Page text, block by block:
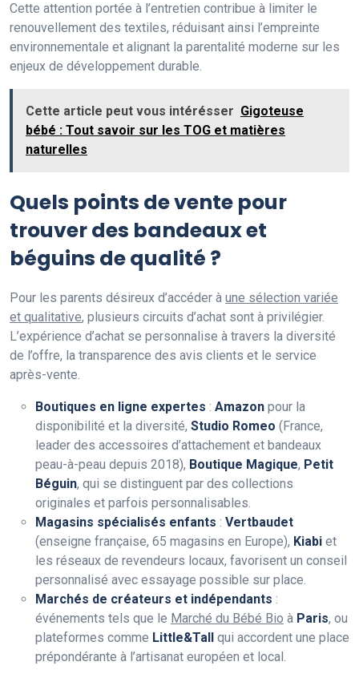
Cette attention portée à l’entretien contribue à limiter le
renouvellement des textiles, réduisant ainsi l’empreinte
environnementale et alignant la parentalité moderne sur les
enjeux de développement durable.
Cette article peut vous intérésser Gigoteuse
bébé : Tout savoir sur les TOG et matières
naturelles
Quels points de vente pour
trouver des bandeaux et
béguins de qualité ?
Pour les parents désireux d’accéder à une sélection variée
et qualitative, plusieurs circuits d’achat sont à privilégier.
L’expérience d’achat se personnalise à travers la diversité
de l’offre, la transparence des avis clients et le service
après-vente.
Boutiques en ligne expertes : Amazon pour la
disponibilité et la diversité, Studio Romeo (France,
leader des accessoires d’attachement et bandeaux
peau-à-peau depuis 2018), Boutique Magique, Petit
Béguin, qui se distinguent par des collections
originales et parfois personnalisables.
Magasins spécialisés enfants : Vertbaudet
(enseigne française, 65 magasins en Europe), Kiabi et
les réseaux de revendeurs locaux, favorisent un conseil
personnalisé avec essayage possible sur place.
Marchés de créateurs et indépendants :
événements tels que le Marché du Bébé Bio à Paris, ou
plateformes comme Little&Tall
qui accordent une place
prépondérante à l’artisanat européen et local.